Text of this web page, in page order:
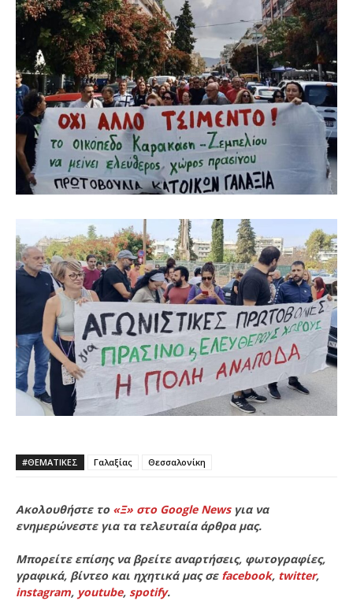
#ΘΕΜΑΤΙΚΈΣ Γαλαξίας Θεσσαλονίκη
Ακολουθήστε το «Ξ» στο Google Newsγια να
ενημερώνεστε για τα τελευταία άρθρα μας.
Μπορείτε επίσης να βρείτε αναρτήσεις, φωτογραφίες,
γραφικά, βίντεο και ηχητικά μας σε facebook, twitter,
instagram, youtube, spotify.